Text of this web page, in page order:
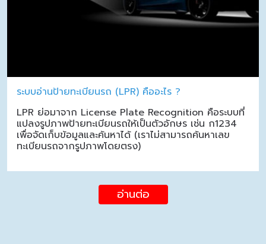
ระบบอ่านป้ายทะเบียนรถ (LPR) คืออะไร ?
LPR ย่อมาจาก License Plate Recognition คือระบบที่
แปลงรูปภาพป้ายทะเบียนรถให้เป็นตัวอักษร เช่น ก1234
เพื่อจัดเก็บข้อมูลและค้นหาได้ (เราไม่สามารถค้นหาเลข
ทะเบียนรถจากรูปภาพโดยตรง)
อ่านต่อ